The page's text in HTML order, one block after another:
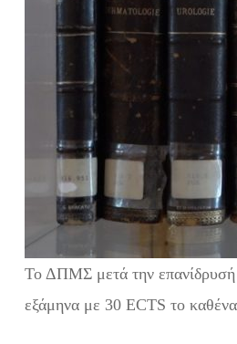
Το ΔΠΜΣ μετά την
εξάμηνα με 30 ECTS το